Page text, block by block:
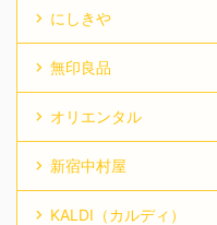
にしきや
無印良品
オリエンタル
新宿中村屋
KALDI（カルディ）